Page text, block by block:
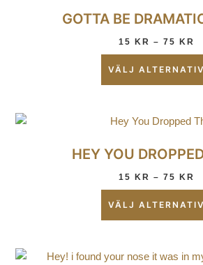
GOTTA BE
15 KR – 75 KR
VÄLJ ALTERNATIV
HEY YOU
15 KR – 75 KR
VÄLJ ALTERNATIV